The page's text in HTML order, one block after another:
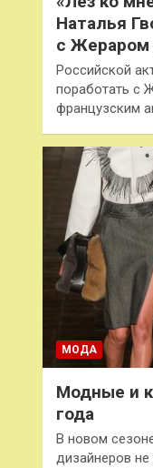
Наталья
с Жераром
Российской
поработать с
французским
МОДА
Модные и
года
В новом
дизайнеров